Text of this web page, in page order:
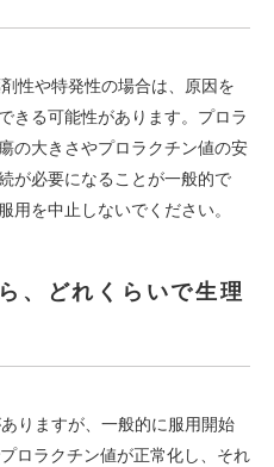
性や特発性の場合は、原因を
きる可能性があります。プロラ
の大きさやプロラクチン値の安
が必要になることが一般的で
用を中止しないでください。
、どれくらいで生理
りますが、一般的に服用開始
ロラクチン値が正常化し、それ